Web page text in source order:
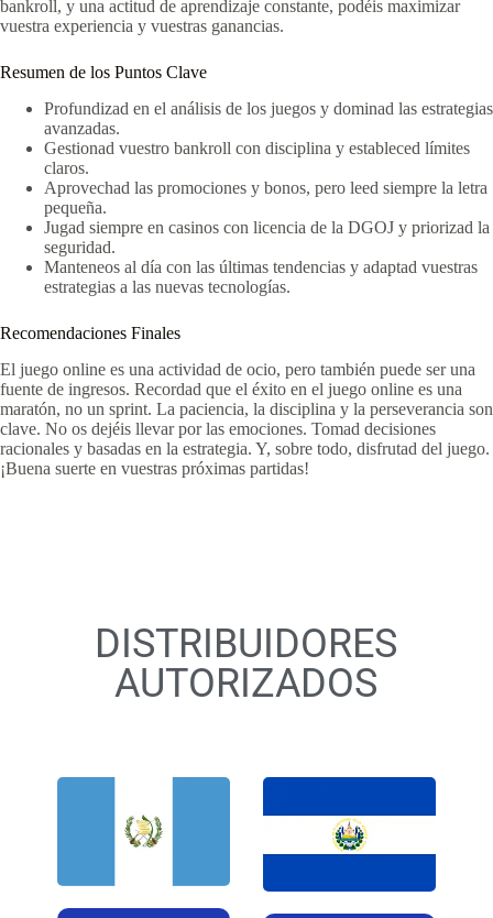
bankroll, y una actitud de aprendizaje constante, podéis maximizar
vuestra experiencia y vuestras ganancias.
Resumen de los Puntos Clave
Profundizad en el análisis de los juegos y dominad las estrategias
avanzadas.
Gestionad vuestro bankroll con disciplina y estableced límites
claros.
Aprovechad las promociones y bonos, pero leed siempre la letra
pequeña.
Jugad siempre en casinos con licencia de la DGOJ y priorizad la
seguridad.
Manteneos al día con las últimas tendencias y adaptad vuestras
estrategias a las nuevas tecnologías.
Recomendaciones Finales
El juego online es una actividad de ocio, pero también puede ser una
fuente de ingresos. Recordad que el éxito en el juego online es una
maratón, no un sprint. La paciencia, la disciplina y la perseverancia son
clave. No os dejéis llevar por las emociones. Tomad decisiones
racionales y basadas en la estrategia. Y, sobre todo, disfrutad del juego.
¡Buena suerte en vuestras próximas partidas!
DISTRIBUIDORES
AUTORIZADOS